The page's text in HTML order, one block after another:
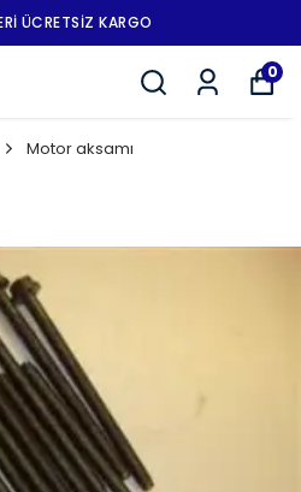
ÜCRETSIZ KARGO
0
Motor aksamı